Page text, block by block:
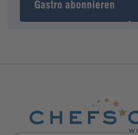
Gastro abonnieren